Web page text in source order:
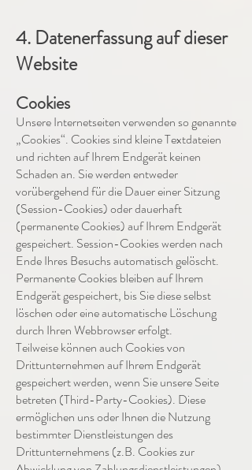
4. Datenerfassung auf dieser
Website
Cookies
Unsere Internetseiten verwenden so genannte
„Cookies“. Cookies sind kleine Textdateien
und richten auf Ihrem Endgerät keinen
Schaden an. Sie werden entweder
vorübergehend für die Dauer einer Sitzung
(Session-Cookies) oder dauerhaft
(permanente Cookies) auf Ihrem Endgerät
gespeichert. Session-Cookies werden nach
Ende Ihres Besuchs automatisch gelöscht.
Permanente Cookies bleiben auf Ihrem
Endgerät gespeichert, bis Sie diese selbst
löschen oder eine automatische Löschung
durch Ihren Webbrowser erfolgt.
Teilweise können auch Cookies von
Drittunternehmen auf Ihrem Endgerät
gespeichert werden, wenn Sie unsere Seite
betreten (Third-Party-Cookies). Diese
ermöglichen uns oder Ihnen die Nutzung
bestimmter Dienstleistungen des
Drittunternehmens (z.B. Cookies zur